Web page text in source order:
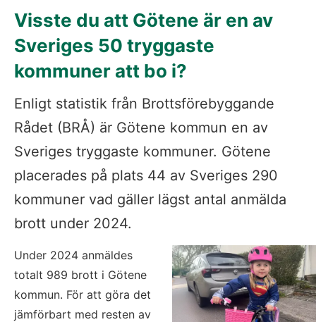
Visste du att Götene är en av
Sveriges 50 tryggaste
kommuner att bo i?
Enligt statistik från Brottsförebyggande
Rådet (BRÅ) är Götene kommun en av
Sveriges tryggaste kommuner. Götene
placerades på plats 44 av Sveriges 290
kommuner vad gäller lägst antal anmälda
brott under 2024.
Under 2024 anmäldes
totalt 989 brott i Götene
kommun. För att göra det
jämförbart med resten av